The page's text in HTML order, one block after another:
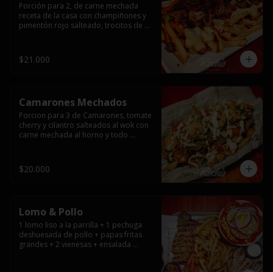
Porción para 2, de carne mechada
receta de la casa con champiñones y
pimentón rojo salteado, trocitos de
papas fritas.
$21.000
Camarones Mechados
Porcion para 3 de Camarones, tomate
cherry y cilantro salteados al wok con
carne mechada al horno y todo
casera.
$20.000
Lomo & Pollo
1 lomo liso a la parrilla + 1 pechuga
deshuesada de pollo + papas fritas
grandes + 2 vienesas + ensalada